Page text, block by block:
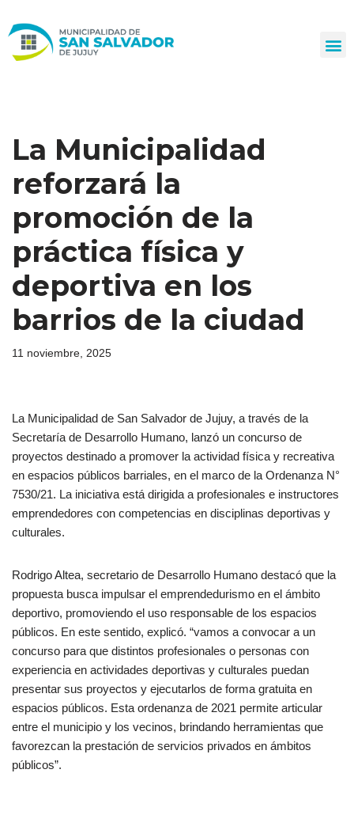
al
La Municipalidad
reforzará la
promoción de la
práctica física y
deportiva en los
barrios de la ciudad
11 noviembre, 2025
La Municipalidad de San Salvador de Jujuy, a través de la
Secretaría de Desarrollo Humano, lanzó un concurso de
proyectos destinado a promover la actividad física y recreativa
en espacios públicos barriales, en el marco de la Ordenanza N°
7530/21. La iniciativa está dirigida a profesionales e instructores
emprendedores con competencias en disciplinas deportivas y
culturales.
Rodrigo Altea, secretario de Desarrollo Humano destacó que la
propuesta busca impulsar el emprendedurismo en el ámbito
deportivo, promoviendo el uso responsable de los espacios
públicos. En este sentido, explicó. “vamos a convocar a un
concurso para que distintos profesionales o personas con
experiencia en actividades deportivas y culturales puedan
presentar sus proyectos y ejecutarlos de forma gratuita en
espacios públicos. Esta ordenanza de 2021 permite articular
entre el municipio y los vecinos, brindando herramientas que
favorezcan la prestación de servicios privados en ámbitos
públicos”.